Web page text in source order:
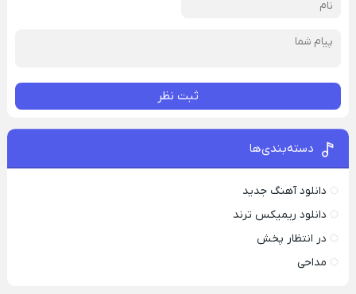
ثبت نظر
دسته‌بندی‌ها
دانلود آهنگ جدید
دانلود ریمیکس ترند
در انتظار پخش
مداحی